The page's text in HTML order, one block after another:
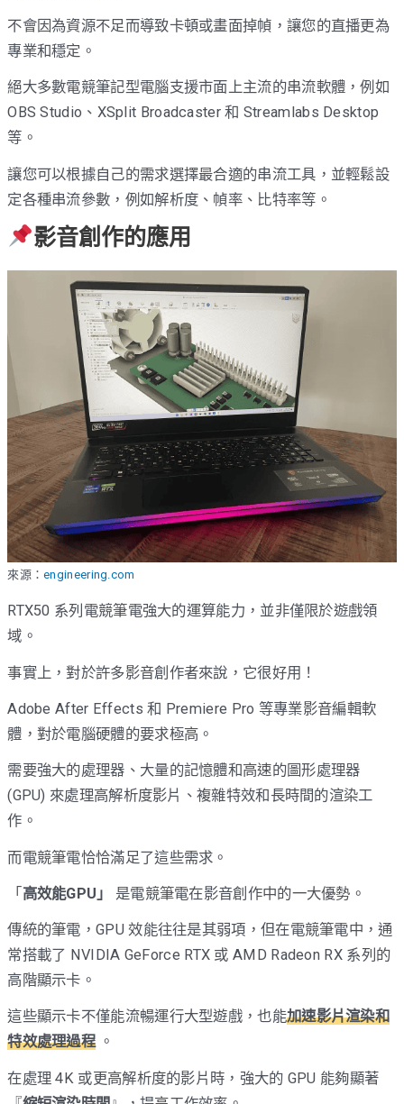
不會因為資源不足而導致卡頓或畫面掉幀，讓您的直播更為
專業和穩定。
絕大多數電競筆記型電腦支援市面上主流的串流軟體，例如
OBS Studio、XSplit Broadcaster 和 Streamlabs Desktop
等。
讓您可以根據自己的需求選擇最合適的串流工具，並輕鬆設
定各種串流參數，例如解析度、幀率、比特率等。
影音創作的應用
來源：engineering.com
RTX50 系列電競筆電強大的運算能力，並非僅限於遊戲領
域。
事實上，對於許多影音創作者來說，它很好用！
Adobe After Effects 和 Premiere Pro 等專業影音編輯軟
體，對於電腦硬體的要求極高。
需要強大的處理器、大量的記憶體和高速的圖形處理器
(GPU) 來處理高解析度影片、複雜特效和長時間的渲染工
作。
而電競筆電恰恰滿足了這些需求。
「高效能GPU」 是電競筆電在影音創作中的一大優勢。
傳統的筆電，GPU 效能往往是其弱項，但在電競筆電中，通
常搭載了 NVIDIA GeForce RTX 或 AMD Radeon RX 系列的
高階顯示卡。
這些顯示卡不僅能流暢運行大型遊戲，也能加速影片渲染和
特效處理過程。
在處理 4K 或更高解析度的影片時，強大的 GPU 能夠顯著